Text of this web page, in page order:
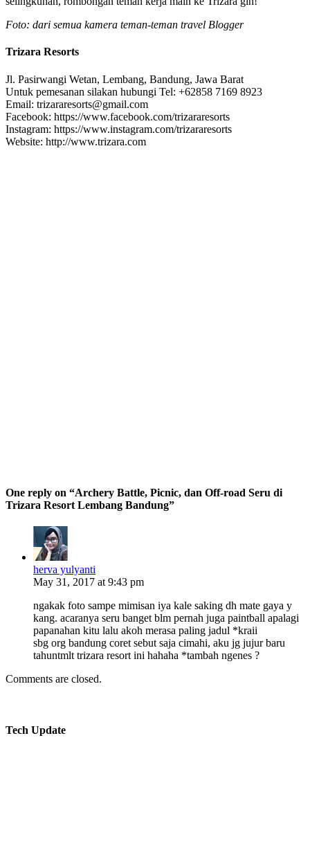
Foto: dari semua kamera teman-teman travel Blogger
Trizara Resorts
Jl. Pasirwangi Wetan, Lembang, Bandung, Jawa Barat
Untuk pemesanan silakan hubungi Tel: +62858 7169 8923
Email: trizararesorts@gmail.com
Facebook: https://www.facebook.com/trizararesorts
Instagram: https://www.instagram.com/trizararesorts
Website: http://www.trizara.com
One reply on “Archery Battle, Picnic, dan Off-road Seru di
Trizara Resort Lembang Bandung”
herva yulyanti
May 31, 2017 at 9:43 pm
ngakak foto sampe mimisan iya kale saking dh mate gaya y
kang. acaranya seru banget blm pernah juga paintball apalagi
papanahan kitu lalu akoh merasa paling jadul *kraii
sbg org bandung coret sebut saja cimahi, aku jg jujur baru
tahuntmlt trizara resort ini hahaha *tambah ngenes ?
Comments are closed.
Tech Update